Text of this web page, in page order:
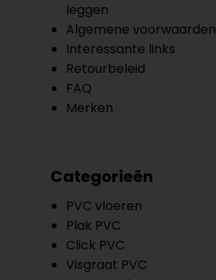
leggen
Algemene voorwaarden
Interessante links
Retourbeleid
FAQ
Merken
Categorieën
PVC vloeren
Plak PVC
Click PVC
Visgraat PVC